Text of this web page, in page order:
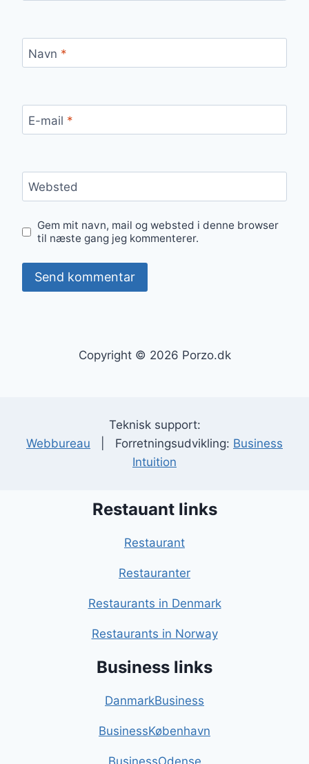
Navn *
E-mail *
Websted
Gem mit navn, mail og websted i denne browser
til næste gang jeg kommenterer.
Copyright © 2026 Porzo.dk
Teknisk support:
Webbureau | Forretningsudvikling: Business
Intuition
Restauant links
Restaurant
Restauranter
Restaurants in Denmark
Restaurants in Norway
Business links
DanmarkBusiness
BusinessKøbenhavn